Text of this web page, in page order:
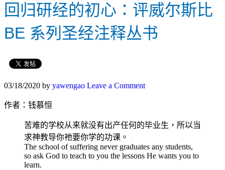
回归研经的初心：评威尔斯比
BE 系列圣经注释丛书
03/18/2020 by yawengao Leave a Comment
作者：钱慕恒
苦难的学校从来就没有出产任何的毕业生，所以当
求神教导你祂要你学的功课。
The school of suffering never graduates any students,
so ask God to teach to you the lessons He wants you to
learn.